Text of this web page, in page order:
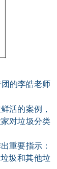
的李皓老师
活的案例，
对垃圾分类
重要指示：
圾和其他垃